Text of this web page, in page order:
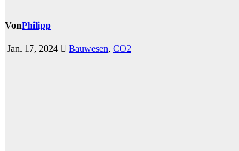
VonPhilipp
Jan. 17, 2024 Bauwesen, CO2